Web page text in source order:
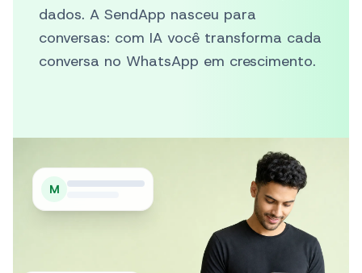
Os CRMs tradicionais foram feitos para
dados. A SendApp nasceu para
conversas: com IA você transforma cada
M